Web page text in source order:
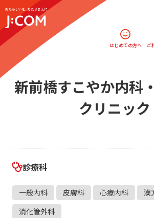
はじめての方へ ご
新前橋すこやか内科
クリニック
診療科
一般内科 皮膚科 心療内科
漢
消化管外科